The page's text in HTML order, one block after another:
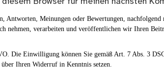
Antworten, Meinungen oder Bewertungen, nachfolgend
nehmen, verarbeiten und veröffentlichen wir Ihren
Die Einwilligung können Sie gemäß Art. 7 Abs. 3
Ihren Widerruf in Kenntnis setzen.